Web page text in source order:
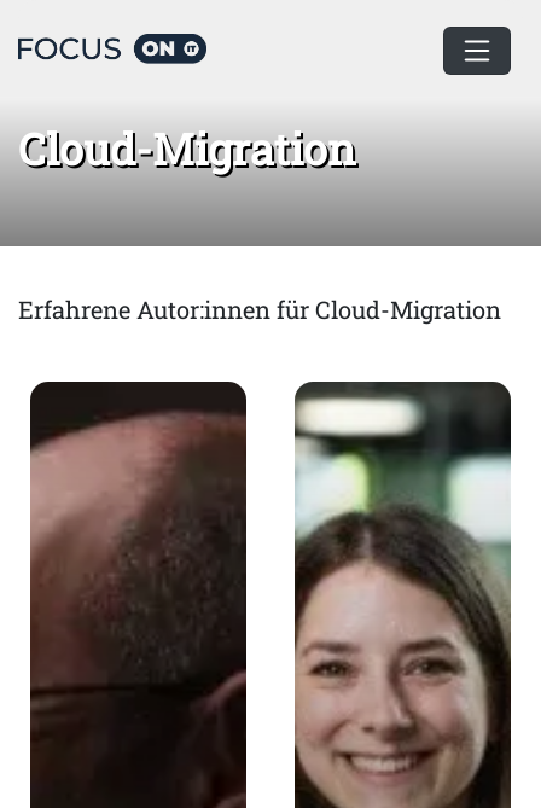
Home Cloud-Migration
Cloud-Migration
Erfahrene Autor:innen für Cloud-Migration